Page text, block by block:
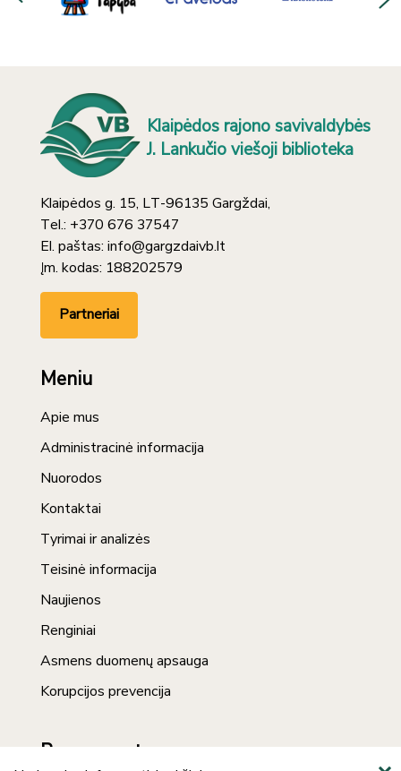
Klaipėdos rajono savivaldybės
J. Lankučio viešoji biblioteka
Klaipėdos g. 15, LT-96135 Gargždai,
Tel.: +370 676 37547
El. paštas: info@gargzdaivb.lt
Įm. kodas: 188202579
Partneriai
Meniu
Apie mus
Administracinė informacija
Nuorodos
Kontaktai
Tyrimai ir analizės
Teisinė informacija
Naujienos
Renginiai
Asmens duomenų apsauga
Korupcijos prevencija
Prenumerata